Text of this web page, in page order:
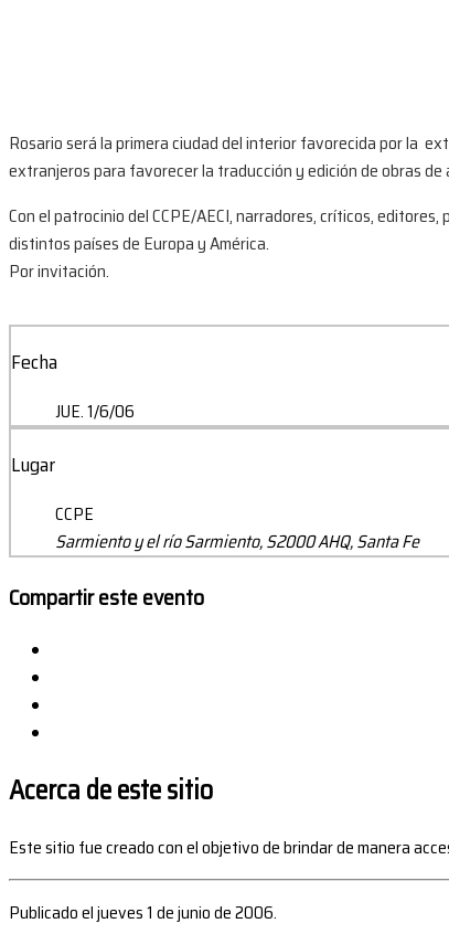
Rosario será la primera ciudad del interior favorecida por la
extranjeros para favorecer la traducción y edición de obras
Con el patrocinio del CCPE/AECI, narradores, críticos,
distintos países de Europa y América.
Por invitación.
Fecha
JUE. 1/6/06
Lugar
CCPE
Sarmiento y el río Sarmiento, S2000 AHQ, Santa Fe
Compartir este evento
Acerca de este sitio
Este sitio fue creado con el objetivo de brindar de manera
Publicado el jueves 1 de junio de 2006.